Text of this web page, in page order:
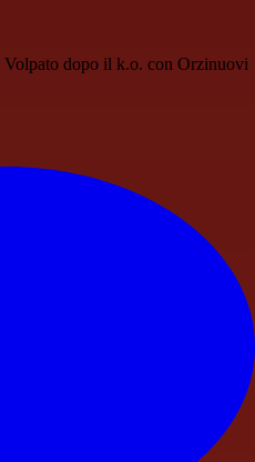
dopo il k.o. con Orzinuovi